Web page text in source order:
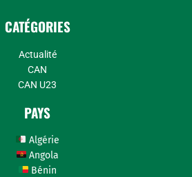
CATÉGORIES
Actualité
CAN
CAN U23
PAYS
Algérie
Angola
Bénin